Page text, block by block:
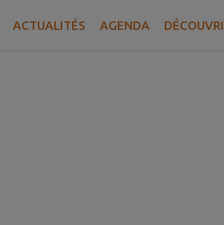
ACTUALITÉS AGENDA
- 24H/24 -GRATUIT